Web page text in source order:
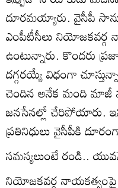
దూరమయ్యారు. వైసీపీ
ఎంపీటీసీలు
ఉంటున్నారు. కొందరు
దగ్గరయ్యే విధంగా
చెందిన అనేక మంది మాజీ
జనసేనల్లో చేరిపోయారు.
ప్రతినిధులు వైసీపీకి
సమస్యలుంటే రండి..
నియోజకవర్గ